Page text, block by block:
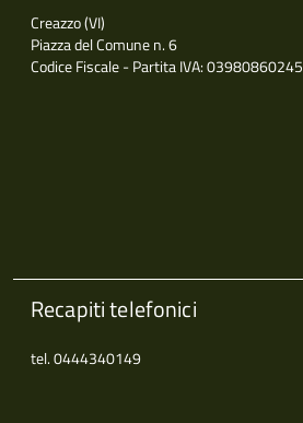
Creazzo (VI)
Piazza del Comune n. 6
Codice Fiscale - Partita IVA: 03980860245
Recapiti telefonici
tel. 0444340149